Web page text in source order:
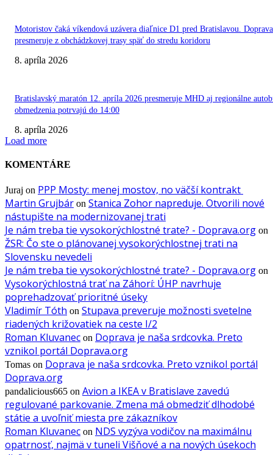
Motoristov čaká víkendová uzávera diaľnice D1 pred Bratislavou.
presmeruje z obchádzkovej trasy späť do stredu koridoru
8. apríla 2026
Bratislavský maratón 12. apríla 2026 presmeruje MHD aj regionálne
obmedzenia potrvajú do 14:00
8. apríla 2026
Load more
KOMENTÁRE
Juraj on PPP Mosty: menej mostov, no väčší kontrakt
Martin Grujbár on Stanica Zohor napreduje. Otvorili nové
nástupište na modernizovanej trati
Je nám treba tie vysokorýchlostné trate? - Doprava.org on
ŽSR: Čo ste o plánovanej vysokorýchlostnej trati na
Slovensku nevedeli
Je nám treba tie vysokorýchlostné trate? - Doprava.org on
Vysokorýchlostná trať na Záhorí: ÚHP navrhuje
poprehadzovať prioritné úseky
Vladimír Tóth on Stupava preveruje možnosti svetelne
riadených križovatiek na ceste I/2
Roman Kluvanec on Doprava je naša srdcovka. Preto
vznikol portál Doprava.org
Tomas on Doprava je naša srdcovka. Preto vznikol portál
Doprava.org
pandalicious665 on Avion a IKEA v Bratislave zavedú
regulované parkovanie. Zmena má obmedziť dlhodobé
státie a uvoľniť miesta pre zákazníkov
Roman Kluvanec on NDS vyzýva vodičov na maximálnu
opatrnosť, najmä v tuneli Višňové a na nových úsekoch